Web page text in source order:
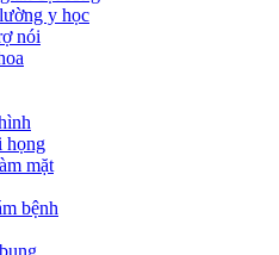
y học
nói
họng
mặt
bệnh